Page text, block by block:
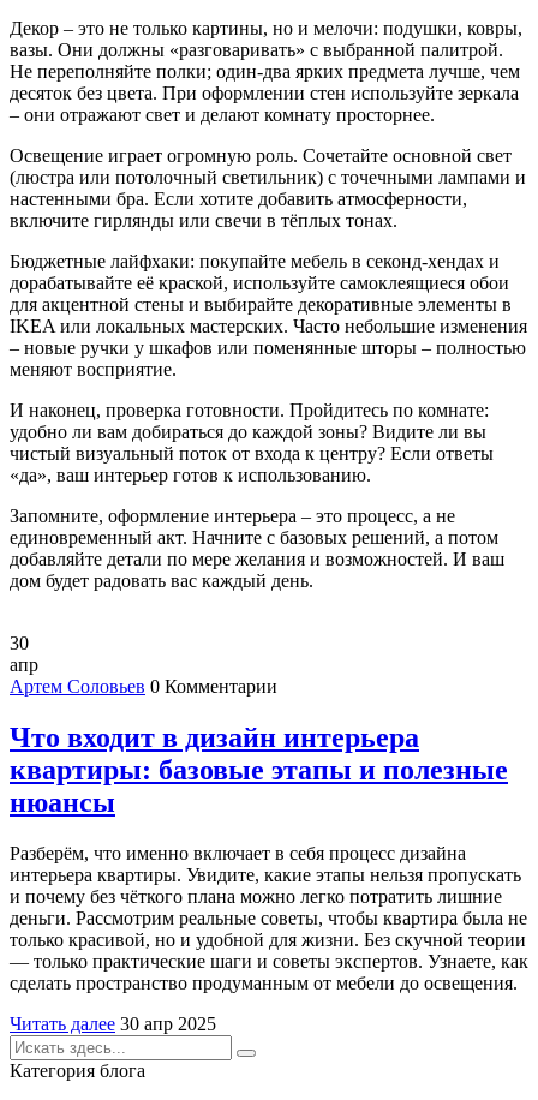
Декор – это не только картины, но и мелочи: подушки, ковры,
вазы. Они должны «разговаривать» с выбранной палитрой.
Не переполняйте полки; один‑два ярких предмета лучше, чем
десяток без цвета. При оформлении стен используйте зеркала
– они отражают свет и делают комнату просторнее.
Освещение играет огромную роль. Сочетайте основной свет
(люстра или потолочный светильник) с точечными лампами и
настенными бра. Если хотите добавить атмосферности,
включите гирлянды или свечи в тёплых тонах.
Бюджетные лайфхаки: покупайте мебель в секонд-хендах и
дорабатывайте её краской, используйте самоклеящиеся обои
для акцентной стены и выбирайте декоративные элементы в
IKEA или локальных мастерских. Часто небольшие изменения
– новые ручки у шкафов или поменянные шторы – полностью
меняют восприятие.
И наконец, проверка готовности. Пройдитесь по комнате:
удобно ли вам добираться до каждой зоны? Видите ли вы
чистый визуальный поток от входа к центру? Если ответы
«да», ваш интерьер готов к использованию.
Запомните, оформление интерьера – это процесс, а не
единовременный акт. Начните с базовых решений, а потом
добавляйте детали по мере желания и возможностей. И ваш
дом будет радовать вас каждый день.
30
апр
Артем Соловьев 0 Комментарии
Что входит в дизайн интерьера
квартиры: базовые этапы и полезные
нюансы
Разберём, что именно включает в себя процесс дизайна
интерьера квартиры. Увидите, какие этапы нельзя пропускать
и почему без чёткого плана можно легко потратить лишние
деньги. Рассмотрим реальные советы, чтобы квартира была не
только красивой, но и удобной для жизни. Без скучной теории
— только практические шаги и советы экспертов. Узнаете, как
сделать пространство продуманным от мебели до освещения.
Читать далее 30 апр 2025
Категория блога